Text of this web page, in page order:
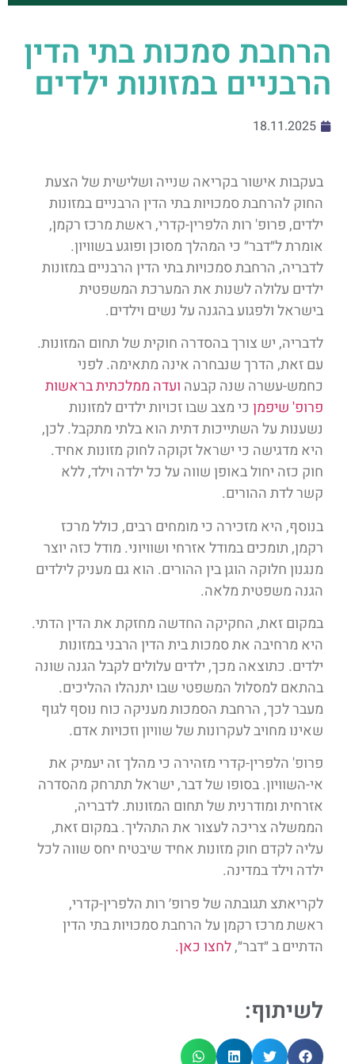
הרחבת סמכות בתי הדין
הרבניים במזונות ילדים
18.11.2025
בעקבות אישור בקריאה שנייה ושלישית של הצעת
החוק להרחבת סמכויות בתי הדין הרבניים במזונות
ילדים, פרופ' רות הלפרין-קדרי, ראשת מרכז רקמן,
אומרת ל״דבר״ כי המהלך מסוכן ופוגע בשוויון.
לדבריה, הרחבת סמכויות בתי הדין הרבניים במזונות
ילדים עלולה לשנות את המערכת המשפטית
בישראל ולפגוע בהגנה על נשים וילדים.
לדבריה, יש צורך בהסדרה חוקית של תחום המזונות.
עם זאת, הדרך שנבחרה אינה מתאימה. לפני
כחמש-עשרה שנה קבעה ועדה ממלכתית בראשות
פרופ' שיפמן כי מצב שבו זכויות ילדים למזונות
נשענות על השתייכות דתית הוא בלתי מתקבל. לכן,
היא מדגישה כי ישראל זקוקה לחוק מזונות אחיד.
חוק כזה יחול באופן שווה על כל ילדה וילד, ללא
קשר לדת ההורים.
בנוסף, היא מזכירה כי מומחים רבים, כולל מרכז
רקמן, תומכים במודל אזרחי ושוויוני. מודל כזה יוצר
מנגנון חלוקה הוגן בין ההורים. הוא גם מעניק לילדים
הגנה משפטית מלאה.
במקום זאת, החקיקה החדשה מחזקת את הדין הדתי.
היא מרחיבה את סמכות בית הדין הרבני במזונות
ילדים. כתוצאה מכך, ילדים עלולים לקבל הגנה שונה
בהתאם למסלול המשפטי שבו יתנהלו ההליכים.
מעבר לכך, הרחבת הסמכות מעניקה כוח נוסף לגוף
שאינו מחויב לעקרונות של שוויון וזכויות אדם.
פרופ' הלפרין-קדרי מזהירה כי מהלך זה יעמיק את
אי-השוויון. בסופו של דבר, ישראל תתרחק מהסדרה
אזרחית ומודרנית של תחום המזונות. לדבריה,
הממשלה צריכה לעצור את התהליך. במקום זאת,
עליה לקדם חוק מזונות אחיד שיבטיח יחס שווה לכל
ילדה וילד במדינה.
לקריאתצ תגובתה של פרופ׳ רות הלפרין-קדרי,
ראשת מרכז רקמן על הרחבת סמכויות בתי הדין
הדתיים ב ״דבר״,לחצו כאן.
לשיתוף: